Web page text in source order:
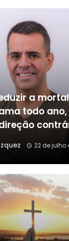
a
todo ano,
22 de julho